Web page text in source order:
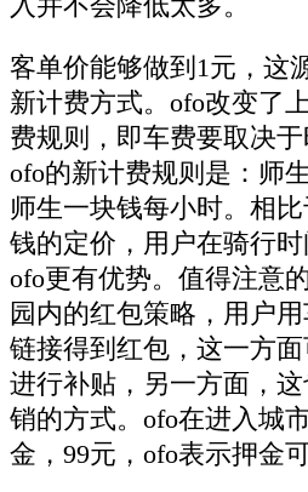
入并不会降低太多。
客单价能够做到1元，这
新计费方式。ofo改变了
费规则，即车费要取决于
ofo的新计费规则是：师
师生一块钱每小时。相
钱的定价，用户在骑行
ofo更有优势。值得注意
园内的红包策略，用户
链接得到红包，这一方
进行补贴，另一方面，
销的方式。ofo在进入城
金，99元，ofo表示押金